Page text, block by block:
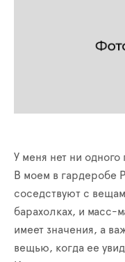
У меня нет ни
В моем в гардеробе
соседствуют с
барахолках, и масс-
имеет значения, а
вещью, когда ее